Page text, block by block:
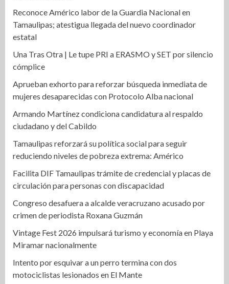
Reconoce Américo labor de la Guardia Nacional en
Tamaulipas; atestigua llegada del nuevo coordinador
estatal
Una Tras Otra | Le tupe PRI a ERASMO y SET por silencio
cómplice
Aprueban exhorto para reforzar búsqueda inmediata de
mujeres desaparecidas con Protocolo Alba nacional
Armando Martínez condiciona candidatura al respaldo
ciudadano y del Cabildo
Tamaulipas reforzará su política social para seguir
reduciendo niveles de pobreza extrema: Américo
Facilita DIF Tamaulipas trámite de credencial y placas de
circulación para personas con discapacidad
Congreso desafuera a alcalde veracruzano acusado por
crimen de periodista Roxana Guzmán
Vintage Fest 2026 impulsará turismo y economía en Playa
Miramar nacionalmente
Intento por esquivar a un perro termina con dos
motociclistas lesionados en El Mante